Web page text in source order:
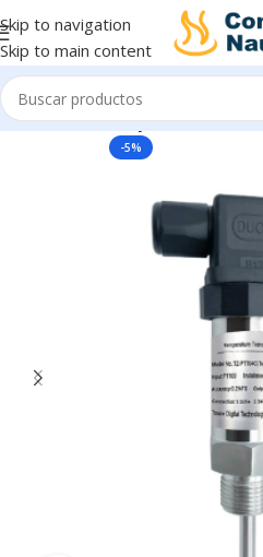
Skip to navigation
Skip to main content
Inicio Sensores y Transmisores
-5%